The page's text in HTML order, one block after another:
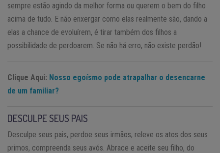
sempre estão agindo da melhor forma ou querem o bem do filho
acima de tudo. E não enxergar como elas realmente são, dando a
elas a chance de evoluírem, é tirar também dos filhos a
possibilidade de perdoarem. Se não há erro, não existe perdão!
Clique Aqui: Nosso egoísmo pode atrapalhar o desencarne
de um familiar?
DESCULPE SEUS PAIS
Desculpe seus pais, perdoe seus irmãos, releve os atos dos seus
primos, compreenda seus avós. Abrace e aceite seu filho, do